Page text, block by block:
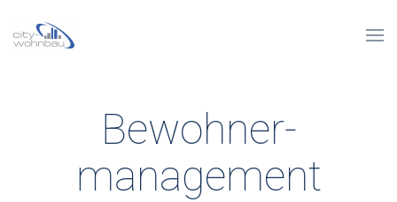
Skip to main content
Bewohner-
management